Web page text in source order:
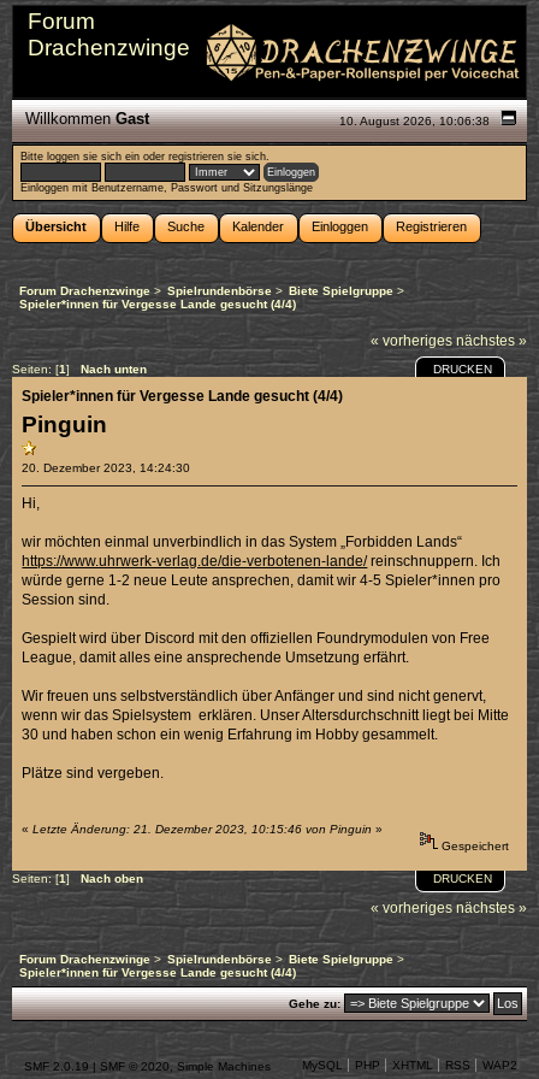
Forum
Drachenzwinge
10. August 2026, 10:06:38
WillkommenGast
Bitte loggen sie sich ein oderregistrieren sie sich.
Einloggen mit Benutzername, Passwort und Sitzungslänge
Übersicht Hilfe Suche Kalender Einloggen Registrieren
Forum Drachenzwinge > Spielrundenbörse> Biete Spielgruppe>
Spieler*innen für Vergesse Lande gesucht (4/4)
« vorheriges nächstes »
Seiten: [1] Nach unten DRUCKEN
Pinguin
20. Dezember 2023, 14:24:30
Spieler*innen für Vergesse Lande gesucht (4/4)
Hi,
wir möchten einmal unverbindlich in das System „Forbidden Lands“
https://www.uhrwerk-verlag.de/die-verbotenen-lande/reinschnuppern. Ich
würde gerne 1-2 neue Leute ansprechen, damit wir 4-5 Spieler*innen pro
Session sind.
Gespielt wird über Discord mit den offiziellen Foundrymodulen von Free
League, damit alles eine ansprechende Umsetzung erfährt.
Wir freuen uns selbstverständlich über Anfänger und sind nicht genervt,
wenn wir das Spielsystem erklären. Unser Altersdurchschnitt liegt bei Mitte
30 und haben schon ein wenig Erfahrung im Hobby gesammelt.
Plätze sind vergeben.
«Letzte Änderung: 21. Dezember 2023, 10:15:46 von Pinguin »
Gespeichert
DRUCKEN
Seiten: [1] Nach oben
« vorheriges nächstes »
Forum Drachenzwinge > Spielrundenbörse> Biete Spielgruppe>
Spieler*innen für Vergesse Lande gesucht (4/4)
Gehe zu:
SMF 2.0.19 | SMF © 2020 Simple Machines MySQL PHP XHTML RSS WAP2